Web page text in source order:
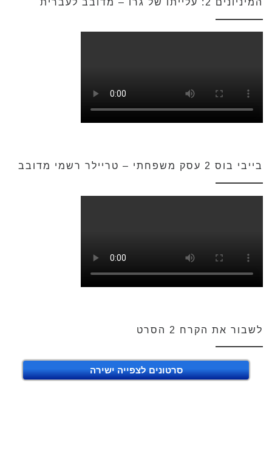
המיניונים 2: עלייתו של גרו – מדובב לעברית
בייבי בוס 2 עסק משפחתי – טריילר רשמי מדובב
לשבור את הקרח 2 הסרט
סרטונים לצפייה ישירה